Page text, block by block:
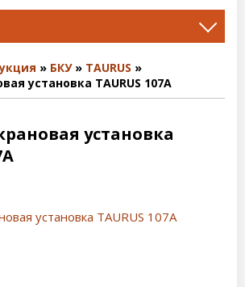
БКУ
TAURUS
установка TAURUS 107A
установка